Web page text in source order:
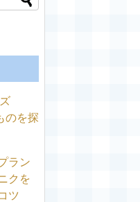
ズ
のを探
ラン
クを
ツ